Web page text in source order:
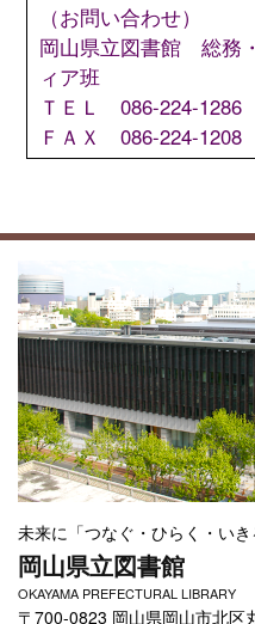
（お問い合わせ）
岡山県立図書館 総務
ィア班
ＴＥＬ 086-224-1286
ＦＡＸ 086-224-1208
未来に「つなぐ・ひらく・い
岡山県立図書館
OKAYAMA PREFECTURAL LIBRARY
〒700-0823 岡山県岡山市北区